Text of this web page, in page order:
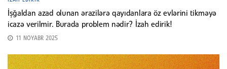
İşğaldan azad olunan ərazilərə qayıdanlara öz evlərini tikməyə
icazə verilmir. Burada problem nədir? İzah edirik!
11 NOYABR 2025